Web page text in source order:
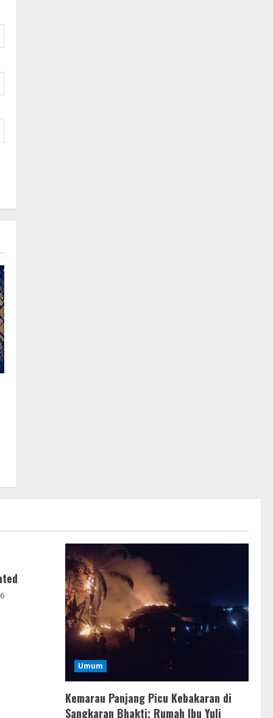
Umum
Kemarau Panjang Picu Kebakaran di
Sangkaran Bhakti; Rumah Ibu Yuli